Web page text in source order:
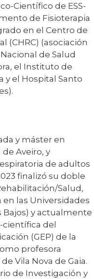
Científico de ESS-
de Fisioterapia
en el Centro de
(CHRC) (asociación
de Salud
el Instituto de
y el Hospital Santo
y máster en
Aveiro, y
de adultos
finalizó su doble
Salud,
en las Universidades
Bajos) y actualmente
del
(GEP) de la
profesora
Vila Nova de Gaia.
de Investigación y